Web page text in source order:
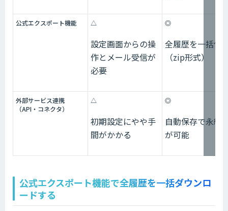
公式エクスポート機能 △
設定画面からの操
作とメール受信が
必要
◎
全履歴を一括保
（zip形式）
外部サービス連携
（API・コネクタ）
△
初期設定にやや手
間がかかる
◎
自動保存で永続
が可能
公式エクスポート機能で全履歴を一括ダウンロ
ードする